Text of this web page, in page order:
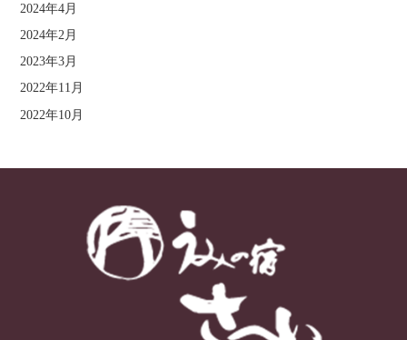
2024年4月
2024年2月
2023年3月
2022年11月
2022年10月